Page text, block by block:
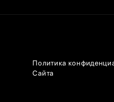
Политика
Сайта